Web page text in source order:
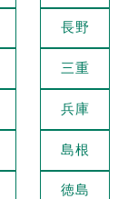
長野
三重
兵庫
島根
徳島